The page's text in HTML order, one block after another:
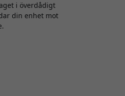
i överdådigt
din enhet mot